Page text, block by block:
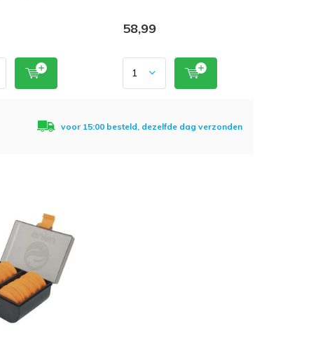
58,99
voor 15:00 besteld, dezelfde dag verzonden